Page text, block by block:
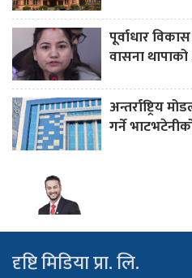
पूर्वाधार
वासना थापाको
अन्तर्राष्ट्रिय
गर्ने
दृष्टि मिडिया प्रा. लि.